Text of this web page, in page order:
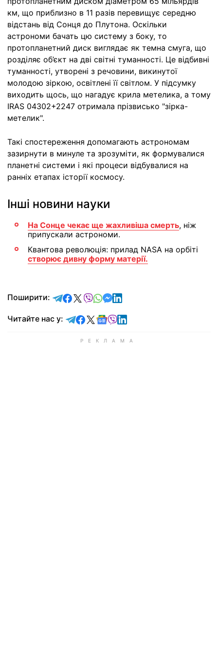
км, що приблизно в 11 разів перевищує середню
відстань від Сонця до Плутона. Оскільки
астрономи бачать цю систему з боку, то
протопланетний диск виглядає як темна смуга, що
розділяє об’єкт на дві світні туманності. Це відбивні
туманності, утворені з речовини, викинутої
молодою зіркою, освітлені її світлом. У підсумку
виходить щось, що нагадує крила метелика, а тому
IRAS 04302+2247 отримала прізвисько "зірка-
метелик".
Такі спостереження допомагають астрономам
зазирнути в минуле та зрозуміти, як формувалися
планетні системи і які процеси відбувалися на
ранніх етапах історії космосу.
Інші новини науки
На Сонце чекає ще жахливіша смерть, ніж
припускали астрономи.
Квантова революція: прилад NASA на орбіті
створює дивну форму матерії.
Поширити: відправити у Telegram
поділитись у Facebook
поділитись у X
відправити у Viber
відправити у Whatsapp
відправити у Messenger
відправити у LinkedIn
Читайте нас у: Читайте у Telegram
Читайте у Facebook
Читайте у X
Читайте у Google news
Читайте у Viber
Читайте у LinkedIn